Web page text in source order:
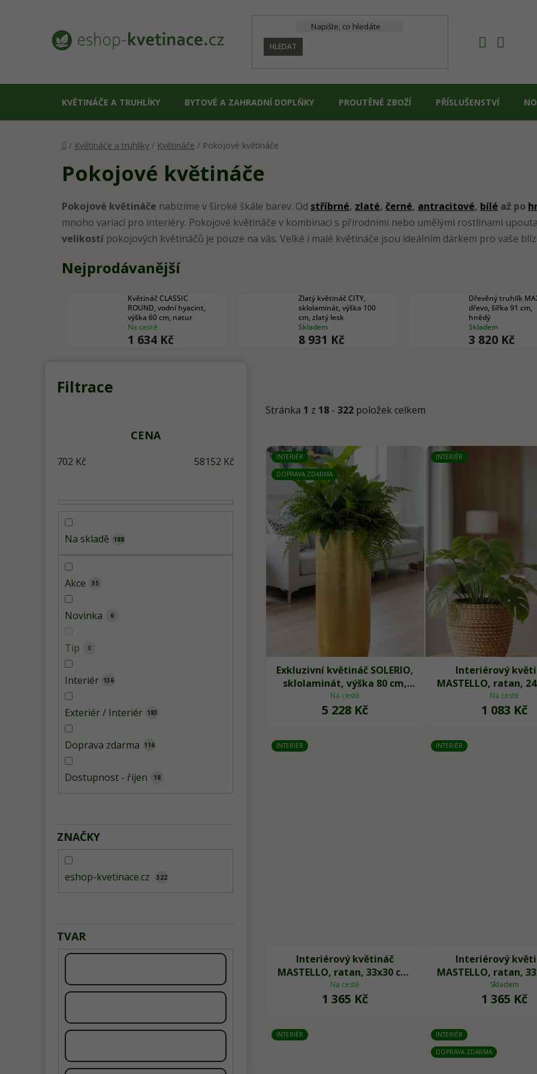
HLEDAT
KVĚTINÁČE A TRUHLÍKY BYTOVÉ A ZAHRADNÍ DOPLŇKY PROUTĚNÉ ZBOŽÍ PŘÍSLUŠENSTVÍ
Domů
/ Květináče a truhlíky / Květináče / Pokojové květináče
Pokojové květináče
Pokojové květináče nabízíme v široké škále barev. Od stříbrné, zlaté, černé, antracitové, bílé až po
mnoho variací pro interiéry. Pokojové květináče v kombinaci s přírodními nebo umělými rostlinami
velikostí pokojových květináčů je pouze na vás. Velké i malé květináče jsou ideálním dárkem pro vaše
Nejprodávanější
Květináč CLASSIC
ROUND, vodní hyacint,
výška 60 cm, natur
Na cestě
1 634 Kč
Zlatý květináč CITY,
sklolaminát, výška 100
cm, zlatý lesk
Skladem
8 931 Kč
Dřevěný truhlík
dřevo, šířka 91 cm,
hnědý
Skladem
3 820 Kč
CENA
702 Kč 58152 Kč
Na skladě 188
Akce 35
Novinka 6
Tip 0
Interiér 136
Exteriér / Interiér 183
Doprava zdarma 116
Dostupnost - říjen 18
ZNAČKY
eshop-kvetinace.cz 322
TVAR
Stránka 1 z 18 - 322 položek celkem
V
ý
s
p
o
d
u
k
INTERIÉR
DOPRAVA ZDARMA
Exkluzivní květináč SOLERIO,
sklolaminát, výška 80 cm,
zlatý lesk
Na cestě
5 228 Kč
INTERIÉR
Interiérový
MASTELLO, ratan,
natur
Na cestě
1 083 Kč
INTERIÉR
Interiérový květináč
MASTELLO, ratan, 33x30 cm,
natur
Na cestě
1 365 Kč
INTERIÉR
Interiérový
MASTELLO, ratan,
natur/černá
Skladem
1 365 Kč
INTERIÉR INTERIÉR
DOPRAVA ZDARMA